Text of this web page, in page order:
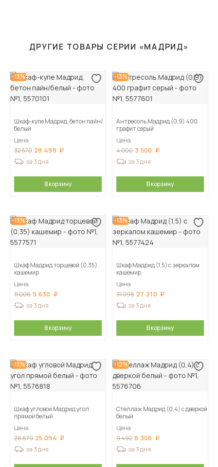
ДРУГИЕ ТОВАРЫ СЕРИИ «МАДРИД»
-13%
Шкаф-купе Мадрид, бетон пайн/
белый
Цена
32 570 28 498
за 3 дня
В корзину
-13%
Антресоль Мадрид (0,9) 400
графит серый
Цена
4 000 3 500
за 3 дня
В корзину
-13%
Шкаф Мадрид торцевой (0,35)
кашемир
Цена
11 006 9 630
за 3 дня
В корзину
-13%
Шкаф Мадрид (1,5) с зеркалом
кашемир
Цена
31 098 27 210
за 3 дня
В корзину
-13%
Шкаф угловой Мадрид угол
прямой белый
Цена
28 679 25 094
за 3 дня
-12%
Стеллаж Мадрид (0,4) с дверкой
белый
Цена
9 492 8 306
за 3 дня